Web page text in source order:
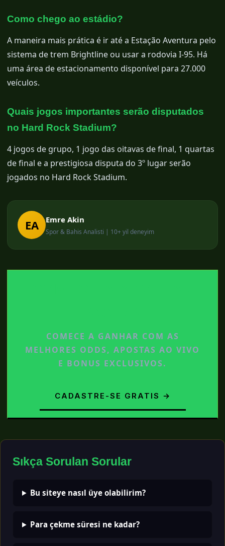
Como chego ao estádio?
A maneira mais prática é ir até a Estação Aventura pelo
sistema de trem Brightline ou usar a rodovia I-95. Há
uma área de estacionamento disponível para 27.000
veículos.
Quais jogos importantes serão disputados
no Hard Rock Stadium?
4 jogos de grupo, 1 jogo das oitavas de final, 1 quartas
de final e a prestigiosa disputa do 3º lugar serão
jogados no Hard Rock Stadium.
EA Emre Akin
Spor & Bahis Analisti | 10+ yil deneyim
COMECE A GANHAR COM AS
MELHORES ODDS, APOSTAS AO VIVO
E BONUS EXCLUSIVOS.
CADASTRE-SE GRATIS →
Sıkça Sorulan Sorular
Bu siteye nasıl üye olabilirim?
Para çekme süresi ne kadar?